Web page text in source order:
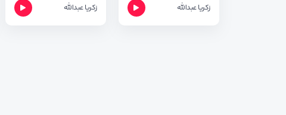
زکریا عبدالله زکریا عبدالله